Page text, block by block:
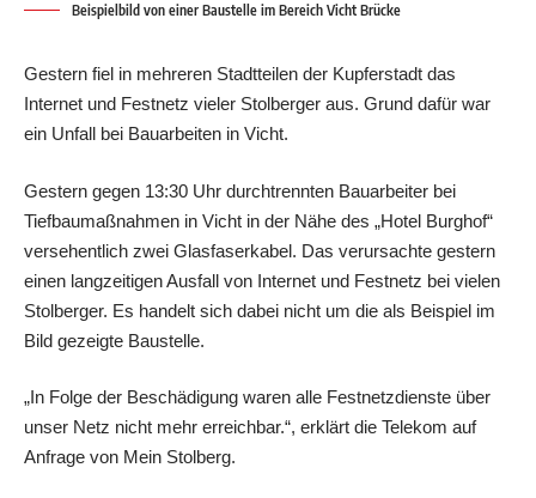
Beispielbild von einer Baustelle im Bereich Vicht Brücke
Gestern fiel in mehreren Stadtteilen der Kupferstadt das
Internet und Festnetz vieler Stolberger aus. Grund dafür war
ein Unfall bei Bauarbeiten in Vicht.
Gestern gegen 13:30 Uhr durchtrennten Bauarbeiter bei
Tiefbaumaßnahmen in Vicht in der Nähe des „Hotel Burghof“
versehentlich zwei Glasfaserkabel. Das verursachte gestern
einen langzeitigen Ausfall von Internet und Festnetz bei vielen
Stolberger. Es handelt sich dabei nicht um die als Beispiel im
Bild gezeigte Baustelle.
„In Folge der Beschädigung waren alle Festnetzdienste über
unser Netz nicht mehr erreichbar.“, erklärt die Telekom auf
Anfrage von Mein Stolberg.